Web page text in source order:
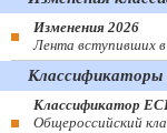
Изменения 2026
Лента вступивших в
Классификаторы
Классификатор
Общероссийский